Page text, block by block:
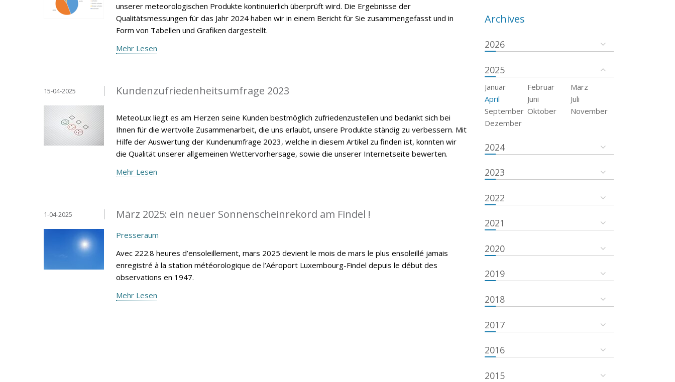
unserer meteorologischen Produkte kontinuierlich überprüft wird. Die Ergebnisse der
Qualitätsmessungen für das Jahr 2024 haben wir in einem Bericht für Sie zusammengefasst und in
Form von Tabellen und Grafiken dargestellt.
Mehr Lesen
Kundenzufriedenheitsumfrage 2023
15-04-2025
MeteoLux liegt es am Herzen seine Kunden bestmöglich zufriedenzustellen und bedankt sich bei
Ihnen für die wertvolle Zusammenarbeit, die uns erlaubt, unsere Produkte ständig zu verbessern. Mit
Hilfe der Auswertung der Kundenumfrage 2023, welche in diesem Artikel zu finden ist, konnten wir
die Qualität unserer allgemeinen Wettervorhersage, sowie die unserer Internetseite bewerten.
Mehr Lesen
März 2025: ein neuer Sonnenscheinrekord am Findel !
1-04-2025
Presseraum
Avec 222.8 heures d’ensoleillement, mars 2025 devient le mois de mars le plus ensoleillé jamais
enregistré à la station météorologique de l’Aéroport Luxembourg-Findel depuis le début des
observations en 1947.
Mehr Lesen
Archives
2026
2025
Januar Februar
März
April
Juni
Juli
September Oktober
November
Dezember
2024
2023
2022
2021
2020
2019
2018
2017
2016
2015